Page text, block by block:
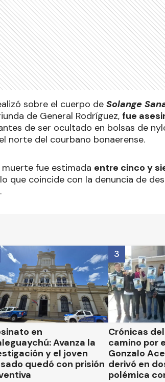
sobre el cuerpo de Solange
de General Rodríguez, fue
de ser ocultado en bolsas de
norte del courbano bonaerense.
fue estimada entre cinco y
que coincide con la denuncia de
en
Avanza la
y el joven
quedó con prisión
Crónicas
camino por
Gonzalo
derivó en
polémica
3